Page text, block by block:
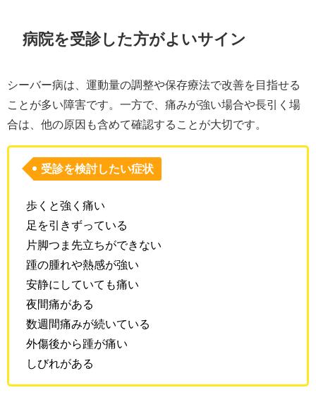
病院を受診した方がよいサイン
シーバー病は、運動量の調整や保存療法で改善を目指せる
ことが多い障害です。一方で、痛みが強い場合や長引く場
合は、他の原因も含めて確認することが大切です。
受診を検討したい症状
歩くと強く痛い
足を引きずっている
片脚つま先立ちができない
踵の腫れや熱感が強い
安静にしていても痛い
夜間痛がある
数週間痛みが続いている
外傷後から踵が痛い
しびれがある